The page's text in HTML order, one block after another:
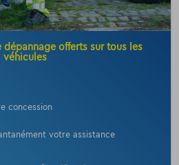
dépannage offerts sur tous les
véhicules
concession
votre assistance